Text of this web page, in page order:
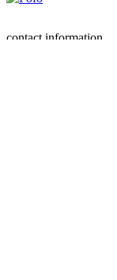
contact information